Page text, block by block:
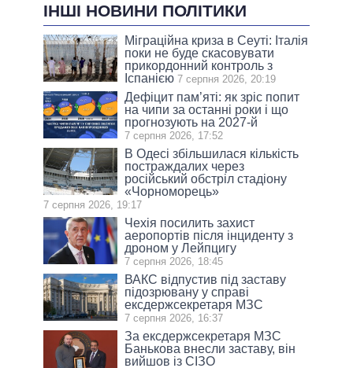
ІНШІ НОВИНИ ПОЛІТИКИ
Міграційна криза в Сеуті: Італія
поки не буде скасовувати
прикордонний контроль з
Іспанією 7 серпня 2026, 20:19
Дефіцит пам’яті: як зріс попит
на чипи за останні роки і що
прогнозують на 2027-й
7 серпня 2026, 17:52
В Одесі збільшилася кількість
постраждалих через
російський обстріл стадіону
«Чорноморець»
7 серпня 2026, 19:17
Чехія посилить захист
аеропортів після інциденту з
дроном у Лейпцигу
7 серпня 2026, 18:45
ВАКС відпустив під заставу
підозрювану у справі
ексдержсекретаря МЗС
7 серпня 2026, 16:37
За ексдержсекретаря МЗС
Банькова внесли заставу, він
вийшов із СІЗО